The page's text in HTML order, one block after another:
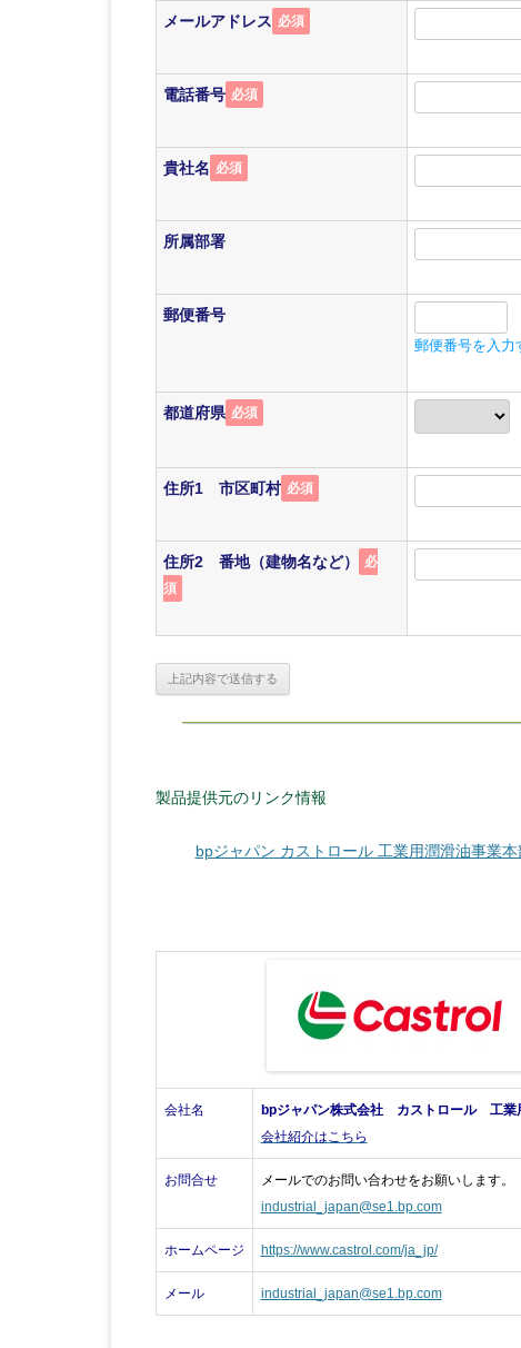
メールアドレス 必須
電話番号 必須
貴社名 必須
所属部署
郵便番号
郵便番号を入力
都道府県 必須
住所1 市区町村 必須
住所2 番地（建物名など）
必
須
製品提供元のリンク情報
bpジャパン カストロール 工業用潤滑油事業本
会社名
bpジャパン株式会社 カストロール 工業
会社紹介はこちら
お問合せ
メールでのお問い合わせをお願いします。
industrial_japan@se1.bp.com
ホームページ https://www.castrol.com/ja_jp/
メール industrial_japan@se1.bp.com